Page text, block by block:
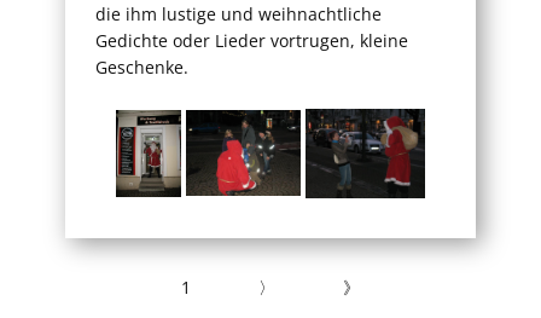
die ihm lustige und weihnachtliche
Gedichte oder Lieder vortrugen, kleine
Geschenke.
1 〉 》